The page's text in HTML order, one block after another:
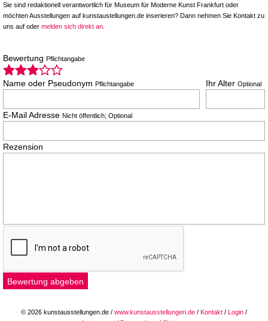
Sie sind redaktionell verantwortlich für Museum für Moderne Kunst Frankfurt oder
möchten Ausstellungen auf kunstaustellungen.de inserieren? Dann nehmen Sie Kontakt zu
uns auf oder melden sich direkt an
Bewertung Pflichtangabe
Name oder Pseudonym Pflichtangabe Ihr Alter Optional
E-Mail Adresse Nicht öffentlich; Optional
Rezension
© 2026 kunstausstellungen.de / www.kunstausstellungen.de / Kontakt / Login /